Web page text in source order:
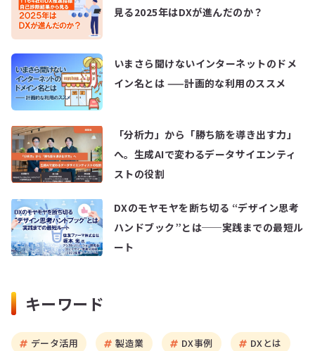
見る2025年はDXが進んだのか？
いまさら聞けないインターネットのドメ
イン名とは ——計画的な利用のススメ
「分析力」から「勝ち筋を導き出す力」
へ。生成AIで変わるデータサイエンティ
ストの役割
DXのモヤモヤを断ち切る “デザイン思考
ハンドブック”とは──実践までの最短ル
ート
キーワード
データ活用 製造業 DX事例 DXとは